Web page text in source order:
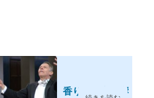
香り引き立つ響